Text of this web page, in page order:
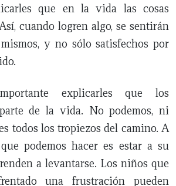
que en la vida las cosas
cuando logren algo, se sentirán
y no sólo satisfechos por
explicarles que los
de la vida. No podemos, ni
todos los tropiezos del camino. A
podemos hacer es estar a su
a levantarse. Los niños que
una frustración pueden